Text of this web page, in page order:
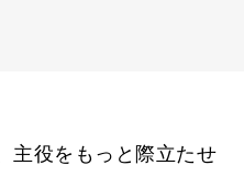
主役をもっと際立たせ